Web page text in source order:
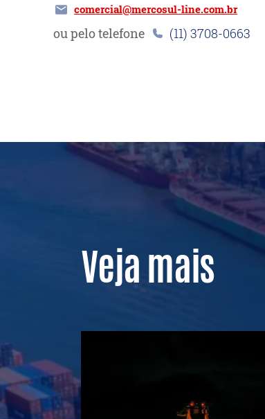
comercial@mercosul-line.com.br
ou pelo telefone (11) 3708-0663
Veja mais